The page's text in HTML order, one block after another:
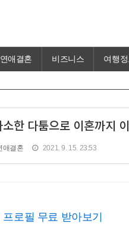
연애결혼 비즈니스 여행정
한 다툼으로 이혼까지
애결혼 2021. 9. 15. 23:53
로필 무료 받아보기